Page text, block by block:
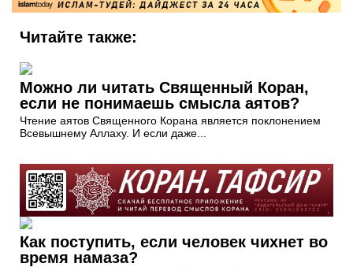
Читайте также:
Можно ли читать Священный Коран,
если не понимаешь смысла аятов?
Чтение аятов Священного Корана является поклонением
Всевышнему Аллаху. И если даже...
Как поступить, если человек чихнет во
время намаза?